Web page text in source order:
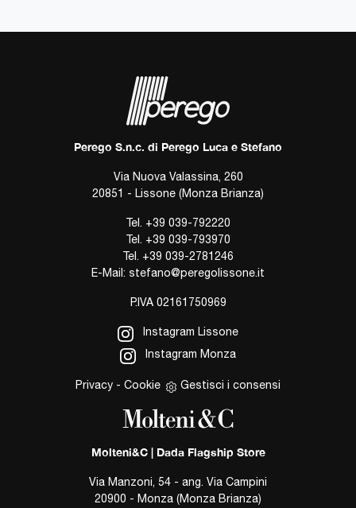
Perego S.n.c. di Perego Luca e Stefano
Via Nuova Valassina, 260
20851 - Lissone (Monza Brianza)
Tel. +39 039-792220
Tel. +39 039-793970
Tel. +39 039-2781246
E-Mail: stefano@peregolissone.it
P.IVA 02161750969
Instagram Lissone
Instagram Monza
Privacy - Cookie Gestisci i consensi
Molteni&C | Dada Flagship Store
Via Manzoni, 54 - ang. Via Campini
20900 - Monza (Monza Brianza)